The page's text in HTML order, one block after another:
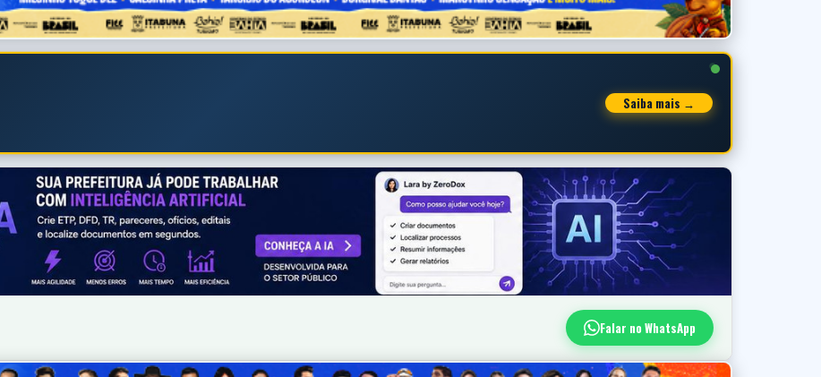
Saiba mais →
Falar no WhatsApp